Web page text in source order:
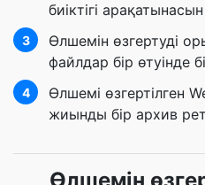
биіктігі
3
Өлшемін өзгертуді
файлдар бір өтуінде
4
Өлшемі өзгертілген
жиынды бір архив